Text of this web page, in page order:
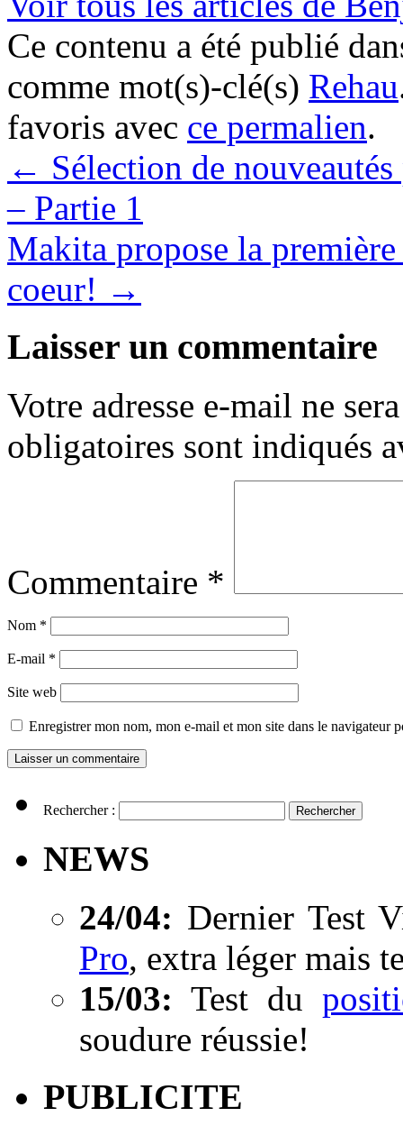
Ce contenu a été publié
comme mot(s)-clé(s) Rehau
favoris avec ce permalien.
← Sélection de
– Partie 1
Makita propose la
coeur! →
Laisser un commentaire
Votre adresse e-mail ne
obligatoires sont indiqués
Commentaire *
Nom *
E-mail *
Site web
Enregistrer mon nom, mon e-mail et mon site dans le navigateur
Rechercher :
NEWS
24/04: Dernier Test
Pro, extra léger mais
15/03: Test du
soudure réussie!
PUBLICITE